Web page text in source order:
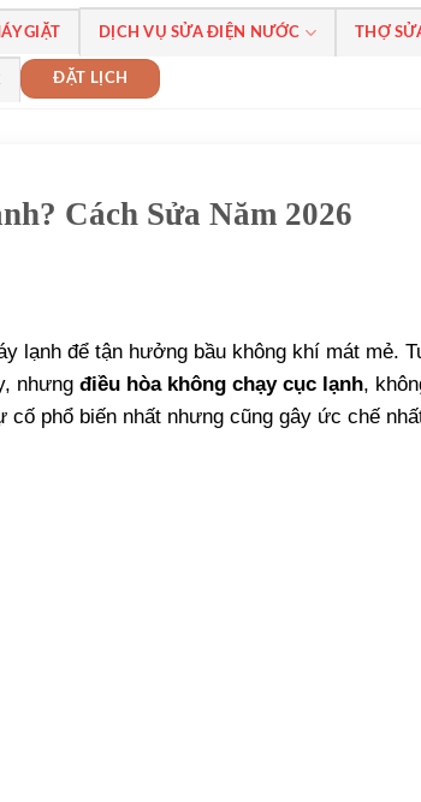
GIẶT DỊCH VỤ SỬA ĐIỆN NƯỚC THỢ
ĐẶT LỊCH
Cách Sửa Năm 2026
lạnh để tận hưởng bầu không khí mát mẻ.
nhưng điều hòa không chạy cục lạnh,
phổ biến nhất nhưng cũng gây ức chế